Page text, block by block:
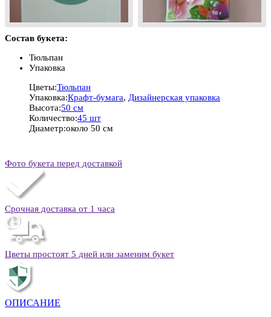
Состав букета:
Тюльпан
Упаковка
Цветы:Тюльпан
Упаковка:Крафт-бумага, Дизайнерская упаковка
Высота:50 см
Количество:45 шт
Диаметр:около 50 см
Фото букета перед доставкой
Срочная доставка от 1 часа
Цветы простоят 5 дней или заменим букет
ОПИСАНИЕ